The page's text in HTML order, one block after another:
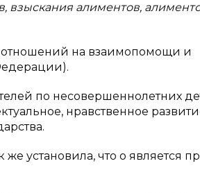
взыскания алиментов,
отношений на взаимопомощи и
по несовершеннолетних
нравственное
же установила, что о является